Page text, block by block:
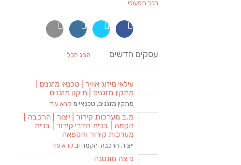
רכב תפעולי
עסקים חדשים הצג הכל
עילאי מיזוג אוויר | טכנאי מזגנים |
מתקין מזגנים | תיקון מזגנים
מתקין מזגנים, טכנאי מ קרא עוד
מ.ב מערכות קירור | ייצור | הרכבה |
הקמה | בניית חדרי קירור | בניית
מערכות קירור והקפאה
ייצור, הרכבה, הקמה וב קרא עוד
פיצה מונטנה